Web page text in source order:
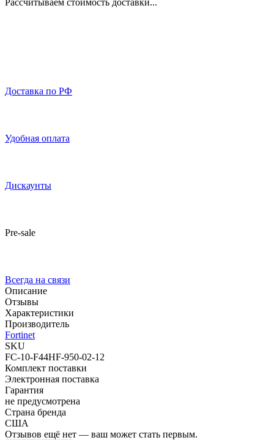
Доставка по РФ
Удобная оплата
Дискаунты
Pre-sale
Всегда на связи
Описание
Отзывы
Характеристики
Производитель
Fortinet
SKU
FC-10-F44HF-950-02-12
Комплект поставки
Электронная поставка
Гарантия
не предусмотрена
Страна бренда
США
Отзывов ещё нет — ваш может стать первым.